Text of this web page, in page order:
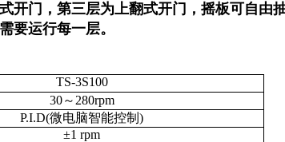
开门，第三层为上翻式开门，摇板可自由
要运行每一层。
TS-3S100
30～ 280rpm
P.I.D(微电脑智能控制)
±1 rpm